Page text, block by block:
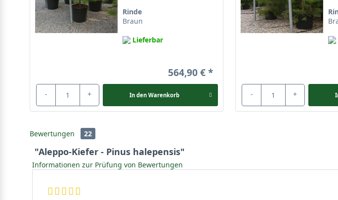
Rinde
Braun
Lieferbar
564,90 €
- + In den Warenkorb - +
Bewertungen 22
"Aleppo-Kiefer - Pinus halepensis"
Informationen zur Prüfung von Bewertungen